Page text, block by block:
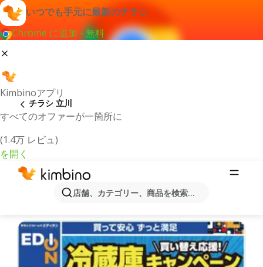
いつでも手元に最新のチラシ
Chrome に追加 - 無料
Kimbinoアプリ
すべてのオファーが一箇所に
(1.4万 レビュ)
を開く
店舗、カテゴリー、商品を検索...
チラシ 立川
最新のチラシとオファー立川